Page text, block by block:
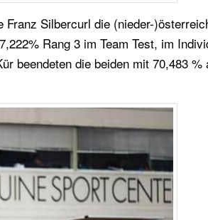
Silbercurl die (nieder-
Rang 3 im Team Test, im
beendeten die beiden mit 70,483 %